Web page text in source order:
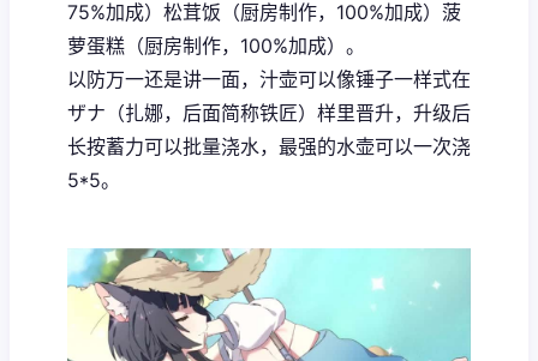
75%加成）松茸饭（厨房制作，100%加成）菠
萝蛋糕（厨房制作，100%加成）。
以防万一还是讲一面，汁壶可以像锤子一样式在
ザナ（扎娜，后面简称铁匠）样里晋升，升级后
长按蓄力可以批量浇水，最强的水壶可以一次浇
5*5。